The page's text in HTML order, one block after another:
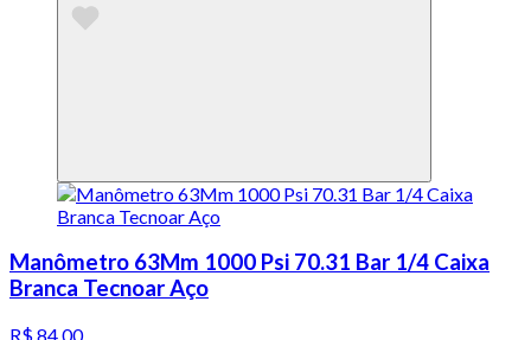
Manômetro 63Mm 1000 Psi 70.31 Bar 1/4 Caixa
Branca Tecnoar Aço
R$ 84,00